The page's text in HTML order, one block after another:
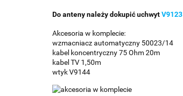
Do anteny należy dokupić uchwytV9123
Akcesoria w komplecie:
wzmacniacz automatyczny 50023/14
kabel koncentryczny 75 Ohm 20m
kabel TV 1,50m
wtyk V9144